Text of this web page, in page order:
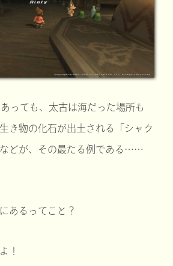
っても、太古は海だった場所も
き物の化石が出土される「シャク
どが、その最たる例である……
あるってこと？
！